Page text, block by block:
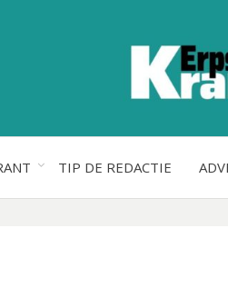
TIP DE REDACTIE